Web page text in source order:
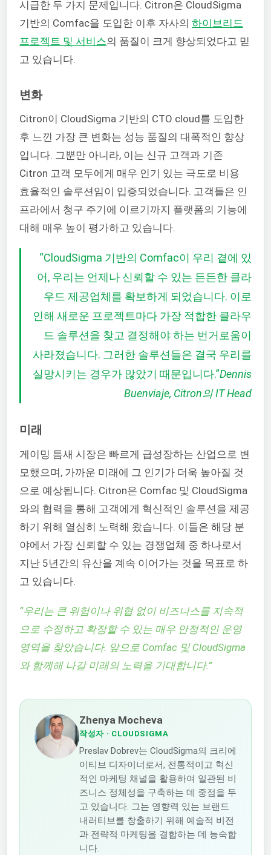
시급한 두 가지 문제입니다. Citron은 CloudSigma
기반의 Comfac을 도입한 이후 자사의 하이브리드
프로젝트 및 서비스의 품질이 크게 향상되었다고 믿
고 있습니다.
변화
Citron이 CloudSigma 기반의 CTO cloud를 도입한
후 느낀 가장 큰 변화는 성능 품질의 대폭적인 향상
입니다. 그뿐만 아니라, 이는 신규 고객과 기존
Citron 고객 모두에게 매우 인기 있는 극도로 비용
효율적인 솔루션임이 입증되었습니다. 고객들은 인
프라에서 청구 주기에 이르기까지 플랫폼의 기능에
대해 매우 높이 평가하고 있습니다.
“CloudSigma 기반의 Comfac이 우리 곁에 있
어, 우리는 언제나 신뢰할 수 있는 든든한 클라
우드 제공업체를 확보하게 되었습니다. 이로
인해 새로운 프로젝트마다 가장 적합한 클라우
드 솔루션을 찾고 결정해야 하는 번거로움이
사라졌습니다. 그러한 솔루션들은 결국 우리를
실망시키는 경우가 많았기 때문입니다.”Dennis
Buenviaje, Citron의 IT Head
미래
게이밍 틈새 시장은 빠르게 급성장하는 산업으로 변
모했으며, 가까운 미래에 그 인기가 더욱 높아질 것
으로 예상됩니다. Citron은 Comfac 및 CloudSigma
와의 협력을 통해 고객에게 혁신적인 솔루션을 제공
하기 위해 열심히 노력해 왔습니다. 이들은 해당 분
야에서 가장 신뢰할 수 있는 경쟁업체 중 하나로서
지난 5년간의 유산을 계속 이어가는 것을 목표로 하
고 있습니다.
“우리는 큰 위험이나 위협 없이 비즈니스를 지속적
으로 수정하고 확장할 수 있는 매우 안정적인 운영
영역을 찾았습니다. 앞으로 Comfac 및 CloudSigma
와 함께해 나갈 미래의 노력을 기대합니다.”
Zhenya Mocheva
작성자· CLOUDSIGMA
Preslav Dobrev는 CloudSigma의 크리에
이티브 디자이너로서, 전통적이고 혁신
적인 마케팅 채널을 활용하여 일관된 비
즈니스 정체성을 구축하는 데 중점을 두
고 있습니다. 그는 영향력 있는 브랜드
내러티브를 창출하기 위해 예술적 비전
과 전략적 마케팅을 결합하는 데 능숙합
니다.